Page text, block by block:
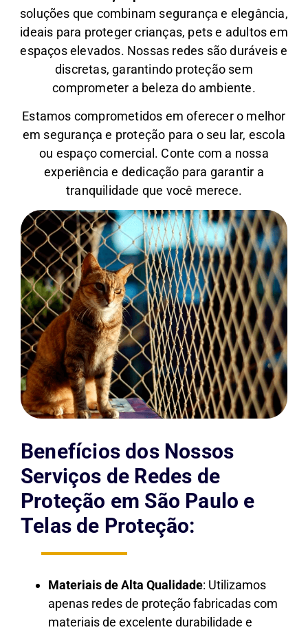
soluções que combinam segurança e elegância,
ideais para proteger crianças, pets e adultos em
espaços elevados. Nossas redes são duráveis e
discretas, garantindo proteção sem
comprometer a beleza do ambiente.
Estamos comprometidos em oferecer o melhor
em segurança e proteção para o seu lar, escola
ou espaço comercial. Conte com a nossa
experiência e dedicação para garantir a
tranquilidade que você merece.
Benefícios dos Nossos
Serviços de Redes de
Proteção em São Paulo e
Telas de Proteção:
Materiais de Alta Qualidade: Utilizamos
apenas redes de proteção fabricadas com
materiais de excelente durabilidade e